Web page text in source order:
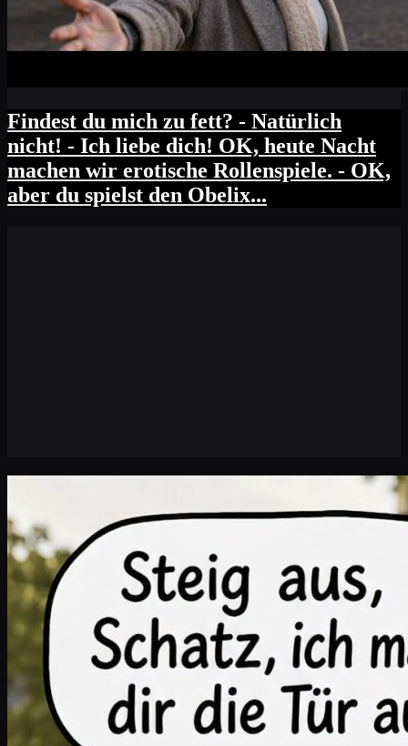
Findest du mich zu fett? - Natürlich
nicht! - Ich liebe dich! OK, heute Nacht
machen wir erotische Rollenspiele. - OK,
aber du spielst den Obelix...